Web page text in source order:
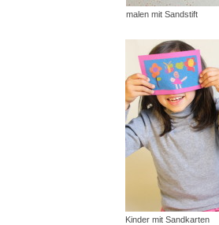
malen mit Sandstift
Kinder mit Sandkarten